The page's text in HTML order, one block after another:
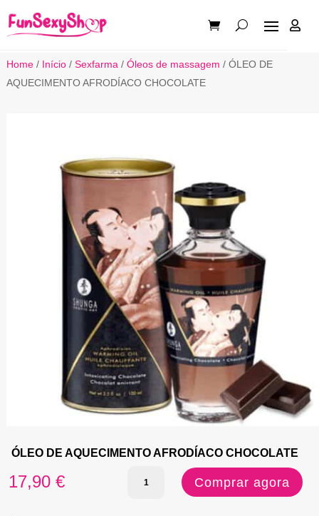

Home/ Início/ Sexfarma / Óleos de massagem / ÓLEO DE
AQUECIMENTO AFRODÍACO CHOCOLATE
ÓLEO DE AQUECIMENTO AFRODÍACO CHOCOLATE
17,90 €
Quantidade
Comprar agora